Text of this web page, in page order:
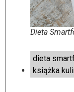
Dieta
dieta
książka